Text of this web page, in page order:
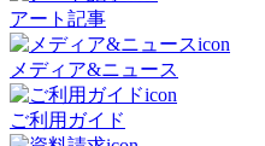
アート記事
メディア&ニュース
ご利用ガイド